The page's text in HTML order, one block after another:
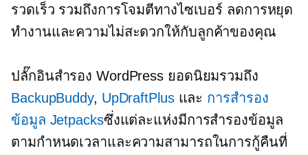
รวดเร็ว รวมถึงการโจมตีทางไซเบอร์ ลดการหยุด
ทำงานและความไม่สะดวกให้กับลูกค้าของคุณ
ปลั๊กอินสำรอง WordPress ยอดนิยมรวมถึง
BackupBuddy, UpDraftPlusและ การสำรอง
ข้อมูล Jetpacksซึ่งแต่ละแห่งมีการสำรองข้อมูล
ตามกำหนดเวลาและความสามารถในการกู้คืนที่